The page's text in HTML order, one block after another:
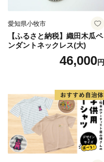
愛知県小牧市
【ふるさと納税】織田木瓜ペ
ンダントネックレス(大)
46,000円